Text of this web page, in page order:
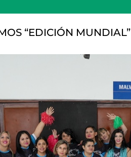
“EDICIÓN MUNDIAL”